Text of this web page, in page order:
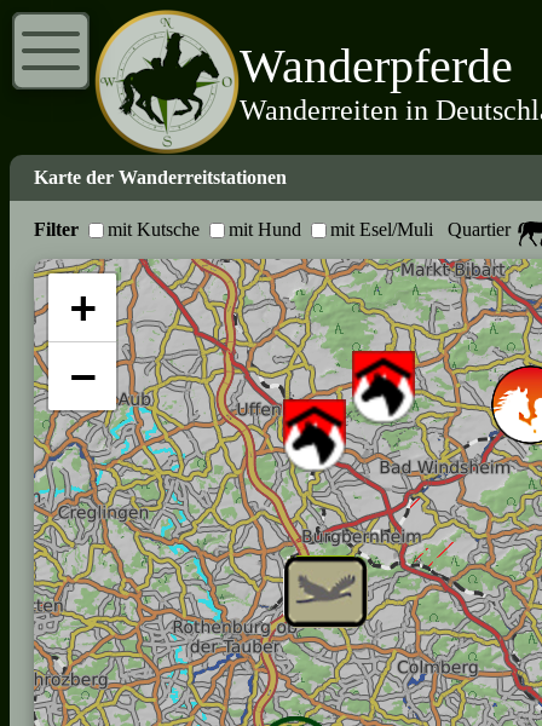
Wanderpferde
Wanderreiten in
Karte der Wanderreitstationen
Filter mit Kutsche mit Hund mit Esel/Muli Quartier
+
−